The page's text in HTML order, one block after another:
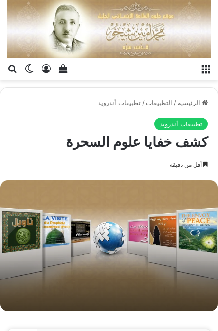
الوضعتسجيل
إستعراض سلة
الرئيسية / التطبيقات / تطبيقات أندرويد
تطبيقات أندرويد
كشف خفايا علوم السحرة
أقل من دقيقة